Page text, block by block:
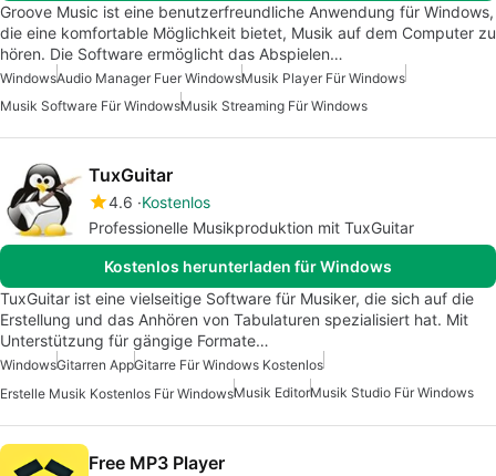
Groove Music ist eine benutzerfreundliche Anwendung für Windows,
die eine komfortable Möglichkeit bietet, Musik auf dem Computer zu
hören. Die Software ermöglicht das Abspielen…
WindowsAudio Manager Fuer WindowsMusik Player Für Windows
Musik Software Für WindowsMusik Streaming Für Windows
TuxGuitar
4.6 Kostenlos
Professionelle Musikproduktion mit TuxGuitar
Kostenlos herunterladen für Windows
TuxGuitar ist eine vielseitige Software für Musiker, die sich auf die
Erstellung und das Anhören von Tabulaturen spezialisiert hat. Mit
Unterstützung für gängige Formate…
WindowsGitarren AppGitarre Für Windows Kostenlos
Erstelle Musik Kostenlos Für WindowsMusik EditorMusik Studio Für Windows
Free MP3 Player